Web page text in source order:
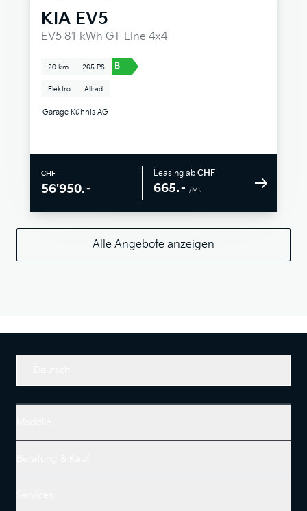
KIA EV5
EV5 81 kWh GT-Line 4x4
20 km 265 PS B
Elektro Allrad
Garage Kühnis AG
CHF
56'950.–
Leasing ab CHF
665.– /Mt.
Alle Angebote anzeigen